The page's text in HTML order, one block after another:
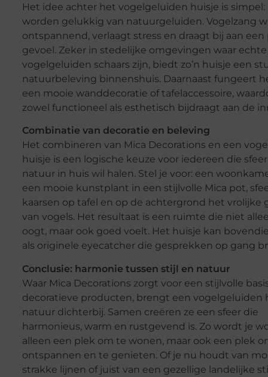
Het idee achter het vogelgeluiden huisje is
worden gelukkig van natuurgeluiden. Vogelzang
ontspannend, verlaagt stress en draagt bij aan een
gevoel. Zeker in stedelijke omgevingen waar echte
vogelgeluiden schaars zijn, biedt zo’n huisje een
natuurbeleving binnenshuis. Daarnaast fungeert
een mooie wanddecoratie of tafelaccessoire,
zowel functioneel als esthetisch bijdraagt aan de
Combinatie van decoratie en beleving
Het combineren van Mica Decorations en een
huisje is een logische keuze voor iedereen die
natuur in huis wil halen. Stel je voor: een
een mooie kunstplant in een stijlvolle Mica pot,
kaarsen op tafel en op de achtergrond het vrolijke
van vogels. Het resultaat is een ruimte die niet
oogt, maar ook goed voelt. Het huisje kan
als originele eyecatcher die gesprekken op gang
Conclusie: harmonie tussen stijl en natuur
Waar Mica Decorations zorgt voor een stijlvolle
decoratieve producten, brengt een vogelgeluiden
natuur dichterbij. Samen creëren ze een sfeer die
harmonieus, warm en rustgevend is. Zo wordt je
alleen een plek om te wonen, maar ook een plek
ontspannen en te genieten. Of je nu houdt van
strakke lijnen of juist van een gezellige landelijke